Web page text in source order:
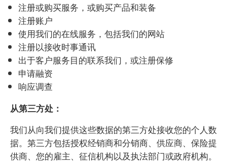
注册或购买服务，或购买产品和装备
注册账户
使用我们的在线服务，包括我们的网站
注册以接收时事通讯
出于客户服务目的联系我们，或注册保修
申请融资
响应调查
从第三方处：
我们从向我们提供这些数据的第三方处接收您的个人数
据。第三方包括授权经销商和分销商、供应商、保险提
供商、您的雇主、征信机构以及执法部门或政府机构。